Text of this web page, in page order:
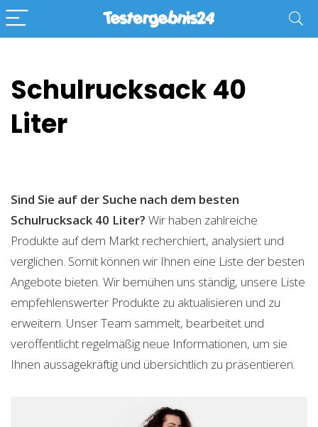
Schulrucksack 40
Liter
Sind Sie auf der Suche nach dem besten
Schulrucksack 40 Liter? Wir haben zahlreiche
Produkte auf dem Markt recherchiert, analysiert und
verglichen. Somit können wir Ihnen eine Liste der besten
Angebote bieten. Wir bemühen uns ständig, unsere Liste
empfehlenswerter Produkte zu aktualisieren und zu
erweitern. Unser Team sammelt, bearbeitet und
veröffentlicht regelmäßig neue Informationen, um sie
Ihnen aussagekräftig und übersichtlich zu präsentieren.